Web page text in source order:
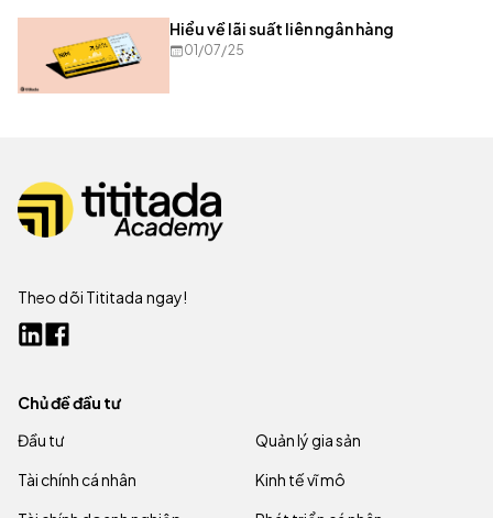
Hiểu về lãi suất liên ngân hàng
01/07/25
Theo dõi Tititada ngay!
Chủ đề đầu tư
Đầu tư
Quản lý gia sản
Tài chính cá nhân
Kinh tế vĩ mô